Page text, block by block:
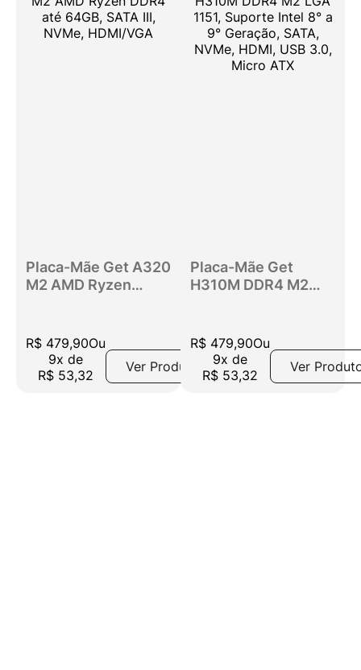
Placa-Mãe Get A320
M2 AMD Ryzen
HDMI/VGA
R$ 479,90Ou
9x de
R$ 53,32
Ver Produto
Placa-Mãe Get
H310M DDR4 M2
Geração, SATA,
NVMe, HDMI, USB
3.0, Micro ATX
R$ 479,90Ou
9x de
R$ 53,32
Ver